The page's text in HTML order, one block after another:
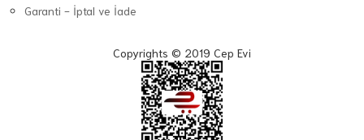
Garanti - İptal ve İade
Copyrights © 2019 Cep Evi